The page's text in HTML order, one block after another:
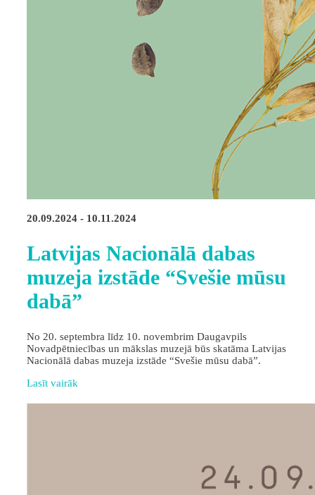
20.09.2024 - 10.11.2024
Latvijas Nacionālā dabas
muzeja izstāde “Svešie mūsu
dabā”
No 20. septembra līdz 10. novembrim Daugavpils
Novadpētniecības un mākslas muzejā būs skatāma Latvijas
Nacionālā dabas muzeja izstāde “Svešie mūsu dabā”.
Lasīt vairāk